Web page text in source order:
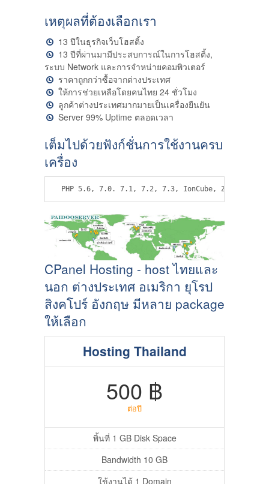
เหตุผลที่ต้องเลือกเรา
13 ปีในธุรกิจเว็บโฮสติ้ง
13 ปีที่ผ่านมามีประสบการณ์ในการโฮสติ้ง,
ระบบ Network และการจำหน่ายคอมพิวเตอร์
ราคาถูกกว่าซื้อจากต่างประเทศ
ให้การช่วยเหลือโดยคนไทย 24 ชั่วโมง
ลูกค้าต่างประเทศมากมายเป็นเครื่องยืนยัน
Server 99% Uptime ตลอดเวลา
เต็มไปด้วยฟังก์ชั่นการใช้งานครบ
เครื่อง
PHP 5.6, 7.0. 7.1, 7.2, 7.3, IonCube, Zend
CPanel Hosting - host ไทยและ
นอก ต่างประเทศ อเมริกา ยุโรป
สิงคโปร์ อังกฤษ มีหลาย package
ให้เลือก
Hosting Thailand
500 ฿
ต่อปี
พิ้นที่ 1 GB Disk Space
Bandwidth 10 GB
ใข้งานได้ 1 Domain